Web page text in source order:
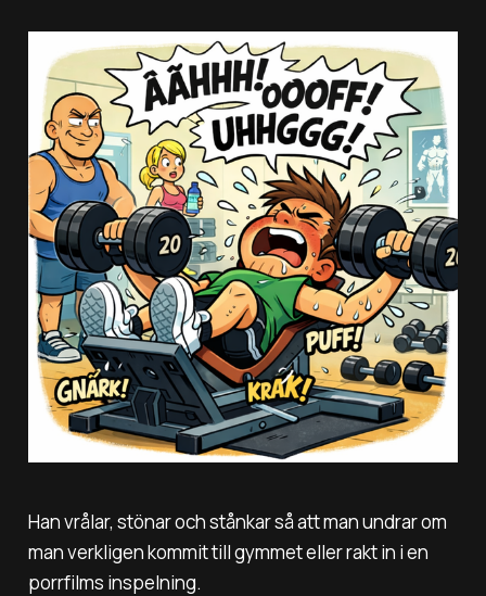
Han vrålar, stönar och stånkar så att man undrar om
man verkligen kommit till gymmet eller rakt in i en
porrfilms inspelning.